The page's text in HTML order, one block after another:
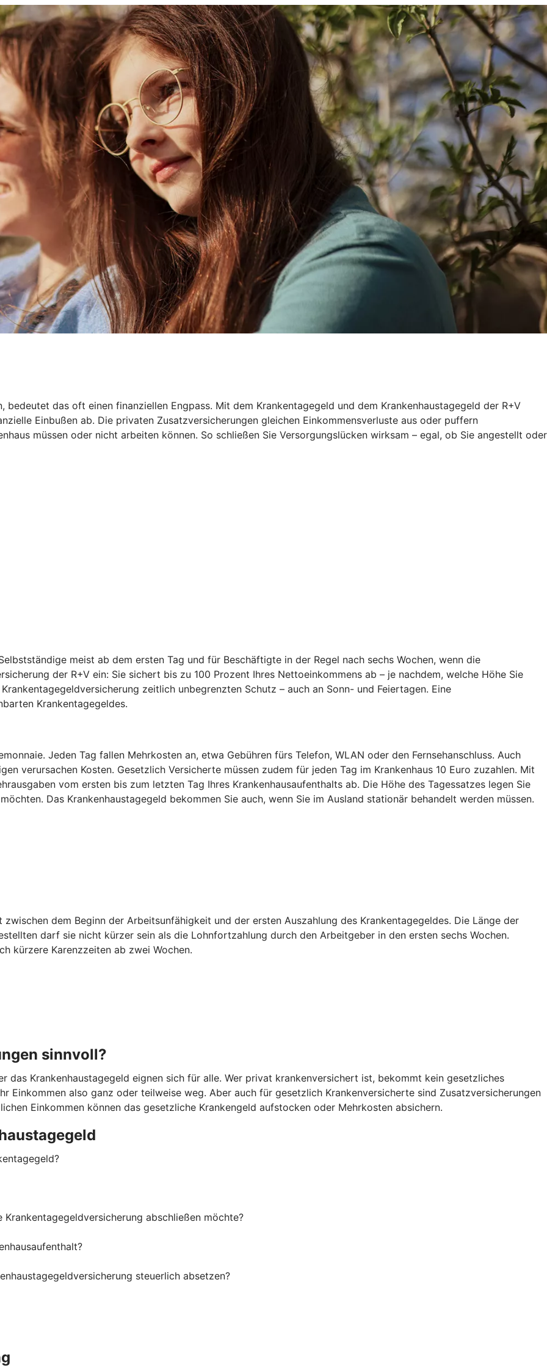
das oft einen finanziellen Engpass. Mit dem Krankentagegeld und dem Krankenhaustagegeld der R+V
Einbußen ab. Die privaten Zusatzversicherungen gleichen Einkommensverluste aus oder puffern
müssen oder nicht arbeiten können. So schließen Sie Versorgungslücken wirksam – egal, ob Sie angestellt oder
meist ab dem ersten Tag und für Beschäftigte in der Regel nach sechs Wochen, wenn die
der R+V ein: Sie sichert bis zu 100 Prozent Ihres Nettoeinkommens ab – je nachdem, welche Höhe Sie
zeitlich unbegrenzten Schutz – auch an Sonn- und Feiertagen. Eine
Krankentagegeldes.
Jeden Tag fallen Mehrkosten an, etwa Gebühren fürs Telefon, WLAN oder den Fernsehanschluss. Auch
verursachen Kosten. Gesetzlich Versicherte müssen zudem für jeden Tag im Krankenhaus 10 Euro zuzahlen. Mit
vom ersten bis zum letzten Tag Ihres Krankenhausaufenthalts ab. Die Höhe des Tagessatzes legen Sie
Das Krankenhaustagegeld bekommen Sie auch, wenn Sie im Ausland stationär behandelt werden müssen.
dem Beginn der Arbeitsunfähigkeit und der ersten Auszahlung des Krankentagegeldes. Die Länge der
darf sie nicht kürzer sein als die Lohnfortzahlung durch den Arbeitgeber in den ersten sechs Wochen.
kürzere Karenzzeiten ab zwei Wochen.
sinnvoll?
das Krankenhaustagegeld eignen sich für alle. Wer privat krankenversichert ist, bekommt kein gesetzliches
Einkommen also ganz oder teilweise weg. Aber auch für gesetzlich Krankenversicherte sind Zusatzversicherungen
Einkommen können das gesetzliche Krankengeld aufstocken oder Mehrkosten absichern.
abschließen möchte?
steuerlich absetzen?